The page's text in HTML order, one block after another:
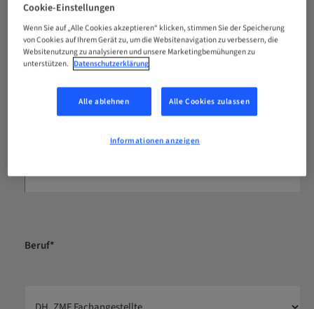
Cookie-Einstellungen
Wenn Sie auf „Alle Cookies akzeptieren“ klicken, stimmen Sie der Speicherung
von Cookies auf Ihrem Gerät zu, um die Websitenavigation zu verbessern, die
Websitenutzung zu analysieren und unsere Marketingbemühungen zu
unterstützen. Datenschutzerklärung
Alle ablehnen Alle Cookies zulassen
Informationen anzeigen